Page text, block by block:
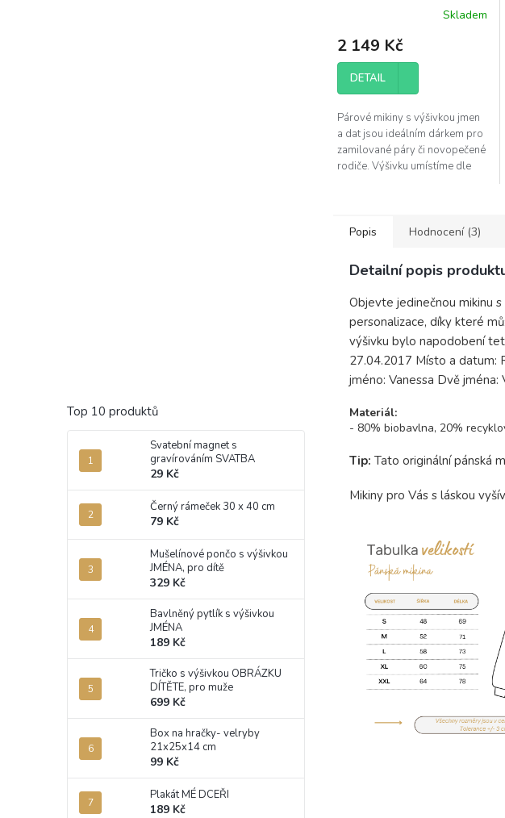
Top 10 produktů
Svatební magnet s
gravírováním SVATBA
29 Kč
Černý rámeček 30 x 40 cm
79 Kč
Mušelínové pončo s výšivkou
JMÉNA, pro dítě
329 Kč
Bavlněný pytlík s výšivkou
JMÉNA
189 Kč
Tričko s výšivkou OBRÁZKU
DÍTĚTE, pro muže
699 Kč
Box na hračky- velryby
21x25x14 cm
99 Kč
Plakát MÉ DCEŘI
189 Kč
produktu
je
5,0
z
hvězdiček.
Skladem
2 149 Kč
DETAIL
Párové mikiny s výšivkou jmen
a dat jsou ideálním dárkem pro
zamilované páry či novopečené
rodiče. Výšivku umístíme dle
Popis Hodnocení (3)
Detailní popis
Objevte jedinečnou mikinu
personalizace, díky které
výšivku bylo napodobení
27.04.2017 Místo a datum:
jméno: Vanessa Dvě jména:
Materiál:
- 80% biobavlna, 20%
Tip: Tato originální pánská
Mikiny pro Vás s láskou